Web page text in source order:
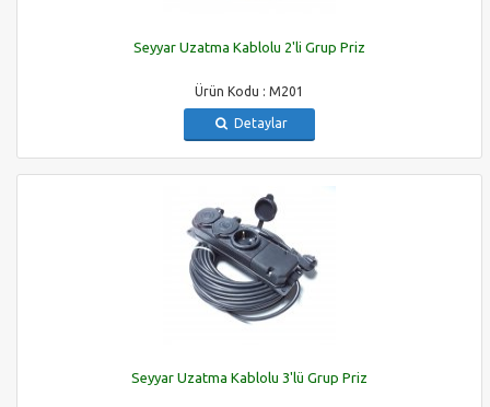
Seyyar Uzatma Kablolu 2'li Grup Priz
Ürün Kodu : M201
Detaylar
Seyyar Uzatma Kablolu 3'lü Grup Priz